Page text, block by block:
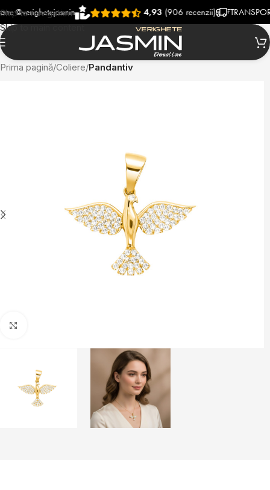
Skip to navigation
Skip to main content
4,93(906 recenzii) TRANSPORT
Prima pagină Coliere Pandantiv